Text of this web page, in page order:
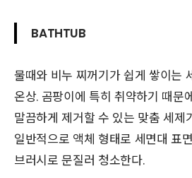
BATHTUB
물때와 비누 찌꺼기가 쉽게 쌓이는
온상. 곰팡이에 특히 취약하기 때문
말끔하게 제거할 수 있는 맞춤 세제
일반적으로 액체 형태로 세면대 표
브러시로 문질러 청소한다.